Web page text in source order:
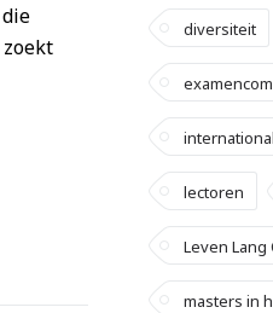
diversiteit
lectoren
Leven
masters in